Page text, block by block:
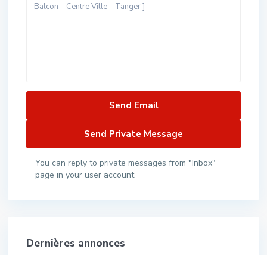
You can reply to private messages from "Inbox"
page in your user account.
Dernières annonces